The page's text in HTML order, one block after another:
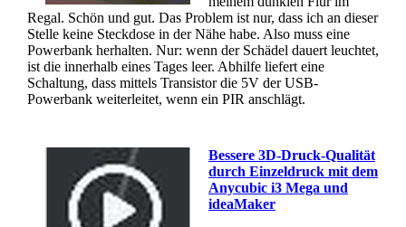
Regal. Schön und gut. Das Problem ist nur, dass ich an dieser
Stelle keine Steckdose in der Nähe habe. Also muss eine
Powerbank herhalten. Nur: wenn der Schädel dauert leuchtet,
ist die innerhalb eines Tages leer. Abhilfe liefert eine
Schaltung, dass mittels Transistor die 5V der USB-
Powerbank weiterleitet, wenn ein PIR anschlägt.
Bessere 3D-Druck-Qualität
durch Einzeldruck mit dem
Anycubic i3 Mega und
ideaMaker